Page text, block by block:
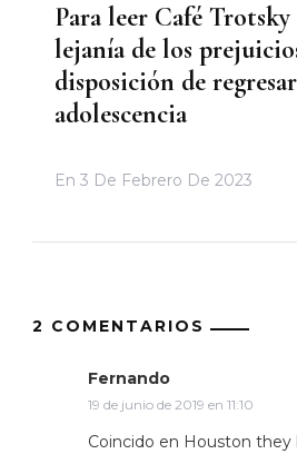
Para leer Café
lejanía de los
disposición de
adolescencia
En 3 De Febrero De 2023
2 COMENTARIOS
Fernando
19 de junio de 2019 en 11:10
Coincido en Houston they